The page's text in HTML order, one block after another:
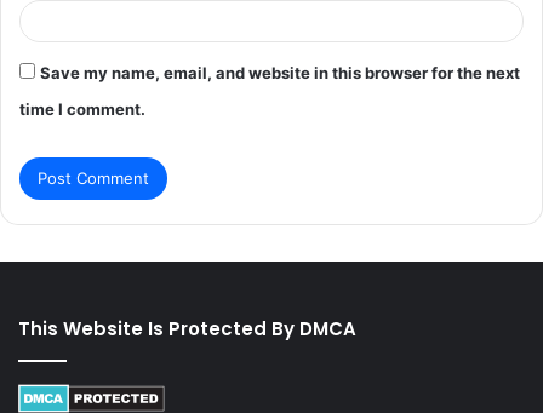
Save my name, email, and website in this browser for the next
time I comment.
This Website Is Protected By DMCA